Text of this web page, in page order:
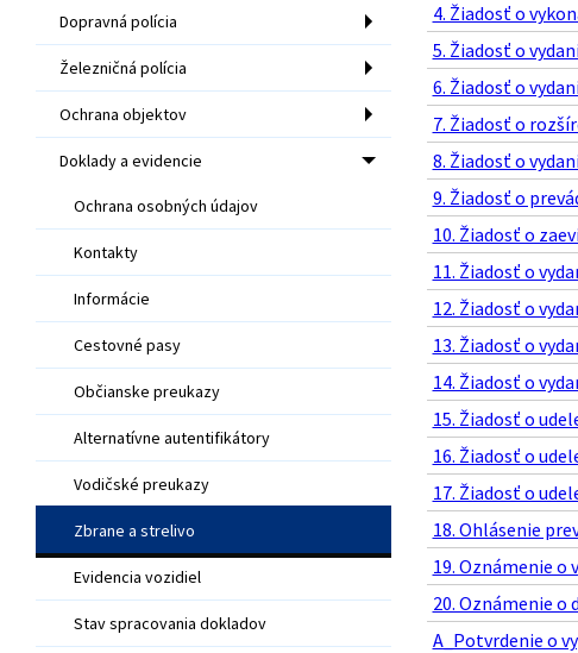
Dopravná polícia
Železničná polícia
Ochrana objektov
Doklady a evidencie
Ochrana osobných údajov
Kontakty
Informácie
Cestovné pasy
Občianske preukazy
Alternatívne autentifikátory
Vodičské preukazy
Zbrane a strelivo
Evidencia vozidiel
Stav spracovania dokladov
4. Žiadosť o
5. Žiadosť o
6. Žiadosť o
7. Žiadosť o
8. Žiadosť o
9. Žiadosť o
10. Žiadosť o
11. Žiadosť o
12. Žiadosť o
13. Žiadosť o
14. Žiadosť o
15. Žiadosť o
16. Žiadosť o
17. Žiadosť o
18. Ohlásenie
19. Oznámenie o
20. Oznámenie o
A_Potvrdenie o